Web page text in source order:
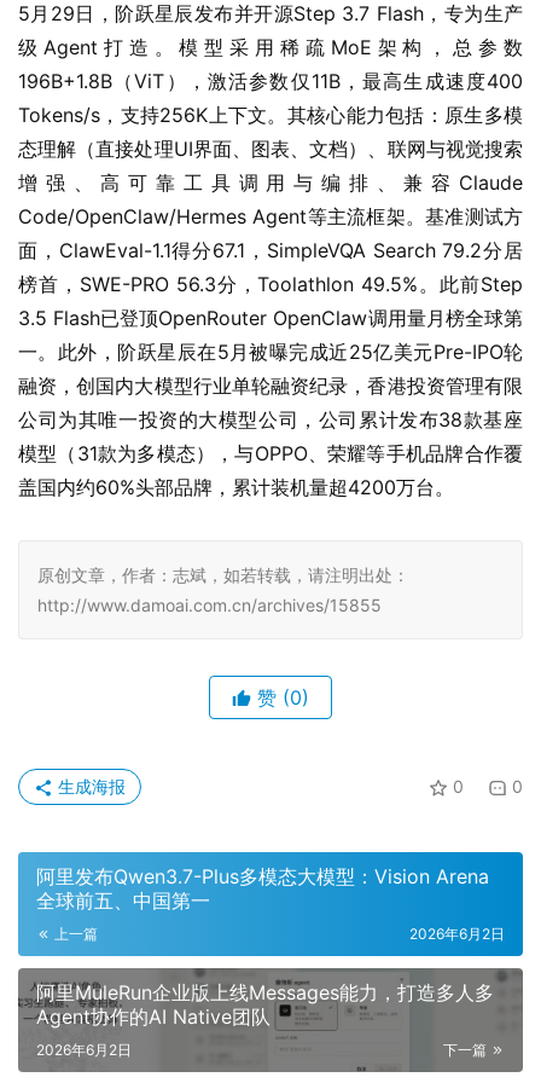
5月29日，阶跃星辰发布并开源Step 3.7 Flash，专为生产
级Agent打造。模型采用稀疏MoE架构，总参数
196B+1.8B（ViT），激活参数仅11B，最高生成速度400
Tokens/s，支持256K上下文。其核心能力包括：原生多模
态理解（直接处理UI界面、图表、文档）、联网与视觉搜索
增强、高可靠工具调用与编排、兼容Claude
Code/OpenClaw/Hermes Agent等主流框架。基准测试方
面，ClawEval-1.1得分67.1，SimpleVQA Search 79.2分居
榜首，SWE-PRO 56.3分，Toolathlon 49.5%。此前Step
3.5 Flash已登顶OpenRouter OpenClaw调用量月榜全球第
一。此外，阶跃星辰在5月被曝完成近25亿美元Pre-IPO轮
融资，创国内大模型行业单轮融资纪录，香港投资管理有限
公司为其唯一投资的大模型公司，公司累计发布38款基座
模型（31款为多模态），与OPPO、荣耀等手机品牌合作覆
盖国内约60%头部品牌，累计装机量超4200万台。
原创文章，作者：志斌，如若转载，请注明出处：
http://www.damoai.com.cn/archives/15855
赞 (0)
0 0
生成海报
阿里发布Qwen3.7-Plus多模态大模型：Vision Arena
全球前五、中国第一
上一篇 2026年6月2日
阿里MuleRun企业版上线Messages能力，打造多人多
Agent协作的AI Native团队
下一篇
2026年6月2日